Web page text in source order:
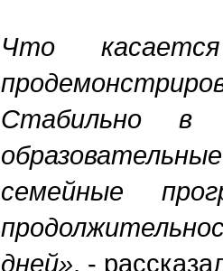
Что
Стабильно в
семейные
дней», -